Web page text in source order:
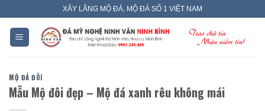
content
XÂY LĂNG MỘ ĐÁ, MỘ ĐÁ SỐ 1 VIỆT NAM
MỘ ĐÁ ĐÔI
Mẫu Mộ đôi đẹp – Mộ đá xanh rêu không mái